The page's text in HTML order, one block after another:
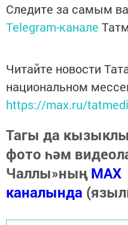
Следите за самым
Telegram-канале
Читайте новости
национальном
https://max.ru/
Тагы да
фото һәм
Чаллы»ныңMAX
каналында